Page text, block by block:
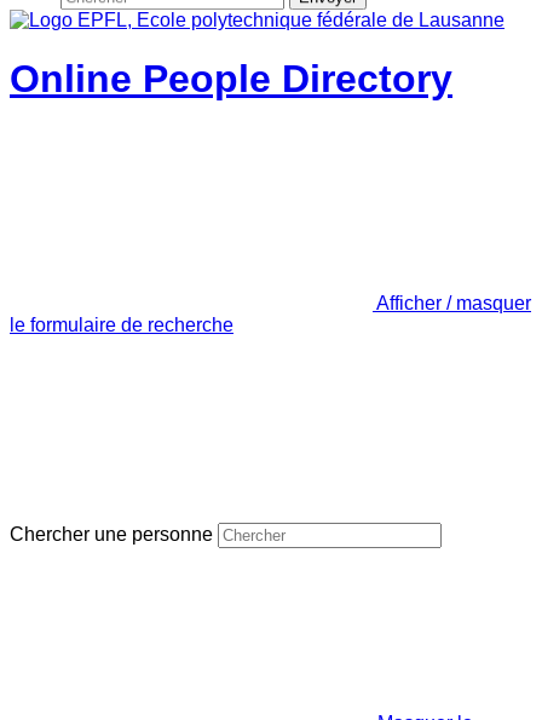
Online People Directory
Afficher / masquer
le formulaire de recherche
Chercher une personne